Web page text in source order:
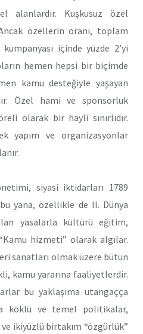
alanlardır. Kuşkusuz özel
özellerin oranı, toplam
içinde yüzde 2’yi
hemen hepsi bir biçimde
kamu desteğiyle yaşayan
Özel hami ve sponsorluk
olarak bir hayli sınırlıdır.
yapım ve organizasyonlar
siyasi iktidarları 1789
yana, özellikle de II. Dünya
yasalarla kültürü eğitim,
hizmeti” olarak algılar.
sanatları olmak üzere bütün
kamu yararına faaliyetlerdir.
bu yaklaşıma utangaçça
köklü ve temel politikalar,
ikiyüzlü birtakım “özgürlük”